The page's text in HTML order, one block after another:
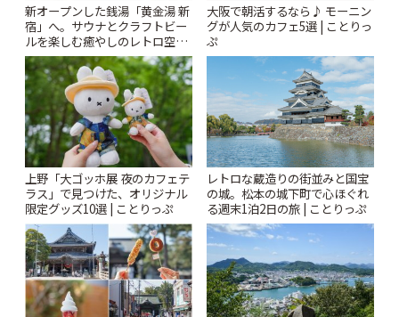
新オープンした銭湯「黄金湯 新
宿」へ。サウナとクラフトビー
ルを楽しむ癒やしのレトロ空間
| ことりっぷ
大阪で朝活するなら♪ モーニン
グが人気のカフェ5選 | ことりっ
ぷ
上野「大ゴッホ展 夜のカフェテ
ラス」で見つけた、オリジナル
限定グッズ10選 | ことりっぷ
レトロな蔵造りの街並みと国宝
の城。松本の城下町で心ほぐれ
る週末1泊2日の旅 | ことりっぷ